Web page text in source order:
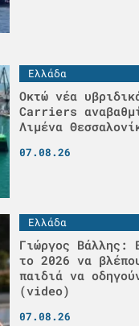
Ελλάδα
Οκτώ νέα
Carriers
Λιμένα
07.08.26
Ελλάδα
Γιώργος Βάλλης:
το 2026 να
παιδιά να
(video)
07.08.26